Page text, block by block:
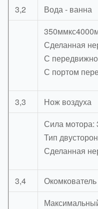
3,2
Вода - ванна
Сделанная
С
С портом
3,3
Нож воздуха
Сила мотора:
Тип
Сделанная
3,4
Окомкователь